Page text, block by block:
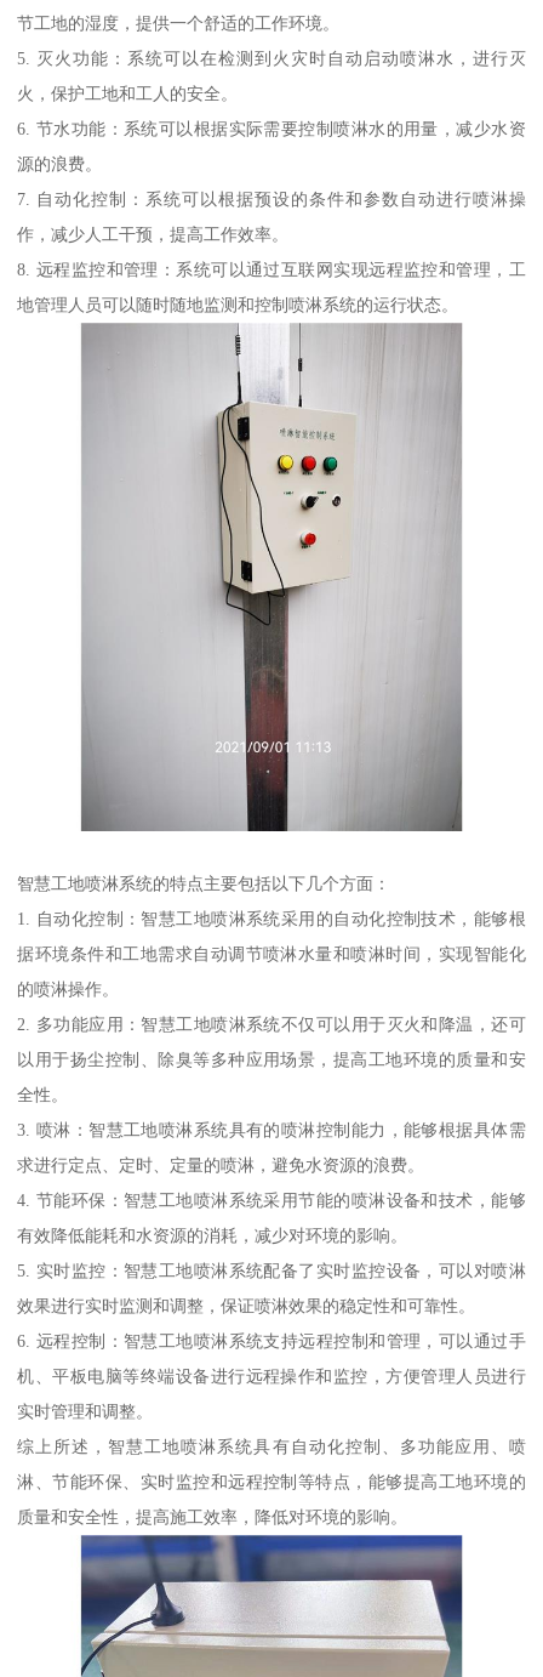
节工地的湿度，提供一个舒适的工作环境。
5. 灭火功能：系统可以在检测到火灾时自动启动喷淋水，进行灭
火，保护工地和工人的安全。
6. 节水功能：系统可以根据实际需要控制喷淋水的用量，减少水资
源的浪费。
7. 自动化控制：系统可以根据预设的条件和参数自动进行喷淋操
作，减少人工干预，提高工作效率。
8. 远程监控和管理：系统可以通过互联网实现远程监控和管理，工
地管理人员可以随时随地监测和控制喷淋系统的运行状态。
智慧工地喷淋系统的特点主要包括以下几个方面：
1. 自动化控制：智慧工地喷淋系统采用的自动化控制技术，能够根
据环境条件和工地需求自动调节喷淋水量和喷淋时间，实现智能化
的喷淋操作。
2. 多功能应用：智慧工地喷淋系统不仅可以用于灭火和降温，还可
以用于扬尘控制、除臭等多种应用场景，提高工地环境的质量和安
全性。
3. 喷淋：智慧工地喷淋系统具有的喷淋控制能力，能够根据具体需
求进行定点、定时、定量的喷淋，避免水资源的浪费。
4. 节能环保：智慧工地喷淋系统采用节能的喷淋设备和技术，能够
有效降低能耗和水资源的消耗，减少对环境的影响。
5. 实时监控：智慧工地喷淋系统配备了实时监控设备，可以对喷淋
效果进行实时监测和调整，保证喷淋效果的稳定性和可靠性。
6. 远程控制：智慧工地喷淋系统支持远程控制和管理，可以通过手
机、平板电脑等终端设备进行远程操作和监控，方便管理人员进行
实时管理和调整。
综上所述，智慧工地喷淋系统具有自动化控制、多功能应用、喷
淋、节能环保、实时监控和远程控制等特点，能够提高工地环境的
质量和安全性，提高施工效率，降低对环境的影响。